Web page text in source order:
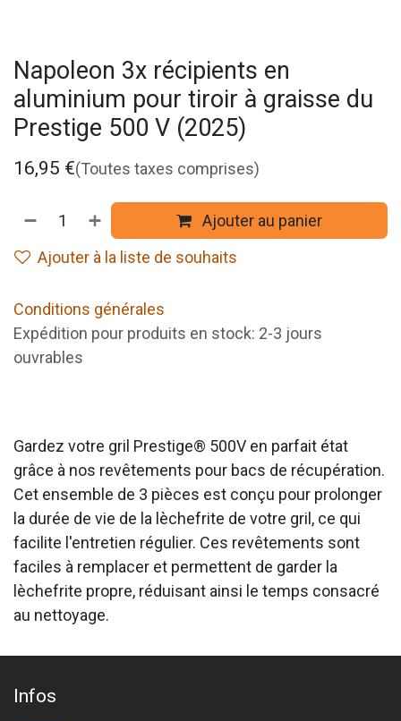
Napoleon 3x récipients en
aluminium pour tiroir à graisse du
Prestige 500 V (2025)
16,95 €(Toutes taxes comprises)
Ajouter au panier
Ajouter à la liste de souhaits
Conditions générales
Expédition pour produits en stock: 2-3 jours
ouvrables
Gardez votre gril Prestige® 500V en parfait état
grâce à nos revêtements pour bacs de récupération.
Cet ensemble de 3 pièces est conçu pour prolonger
la durée de vie de la lèchefrite de votre gril, ce qui
facilite l'entretien régulier. Ces revêtements sont
faciles à remplacer et permettent de garder la
lèchefrite propre, réduisant ainsi le temps consacré
au nettoyage.
Infos